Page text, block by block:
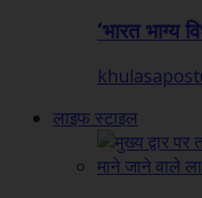
‘भारत भाग्य
लाइफ स्टाइल